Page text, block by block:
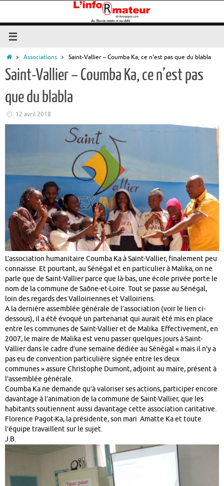
contenu
Accueil
Associations Saint-Vallier – Coumba Ka, ce n’est pas que du blabla
Saint-Vallier – Coumba Ka, ce n’est pas
que du blabla
12 avril 2018
L’association humanitaire Coumba Ka à Saint-Vallier, finalement peu
connaisse. Et pourtant, au Sénégal et en particulier à Malika, on ne
parle que de Saint-Vallier parce que là-bas, une école privée porte le
nom de la commune de Saône-et-Loire. Tout se passe au Sénégal,
loin des regards des Valloiriennes et Valloiriens.
A la dernière assemblée générale de l’association (voir le lien ci-
dessous), il a été évoqué un partenariat qui aurait été mis en place
entre les communes de Saint-Vallier et de Malika. Effectivement, en
2007, le maire de Malika est venu passer quelques jours à Saint-
Vallier dans le cadre d’une semaine dédiée au Sénégal « mais il n’y a
pas eu de convention particulière signée entre les deux
communes » assure Christophe Dumont, adjoint au maire, présent à
l’assemblée générale.
Coumba Ka ne demande qu’à valoriser ses actions, participer encore
davantage à l’animation de la commune de Saint-Vallier, que les
habitants soutiennent aussi davantage cette association caritative.
Florence Pagot-Ka, la présidente, son mari Amatte Ka et toute
l’équipe travaillent sur le sujet.
J.B.